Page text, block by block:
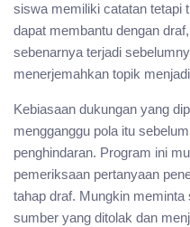
siswa memiliki catatan tetapi
dapat membantu dengan
sebenarnya terjadi
menerjemahkan topik
Kebiasaan dukungan yang
mengganggu pola itu
penghindaran. Program ini
pemeriksaan pertanyaan
tahap draf. Mungkin
sumber yang ditolak dan